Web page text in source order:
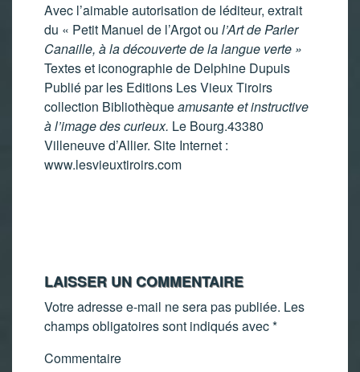
Avec l’aimable autorisation de léditeur, extrait
du « Petit Manuel de l’Argot ou l’Art de Parler
Canaille, à la découverte de la langue verte »
Textes et iconographie de Delphine Dupuis
Publié par les Editions Les Vieux Tiroirs
collection Bibliothèqueamusante et instructive
à l’image des curieux. Le Bourg.43380
Villeneuve d’Allier. Site Internet :
www.lesvieuxtiroirs.com
LAISSER UN COMMENTAIRE
Votre adresse e-mail ne sera pas publiée. Les
champs obligatoires sont indiqués avec*
Commentaire